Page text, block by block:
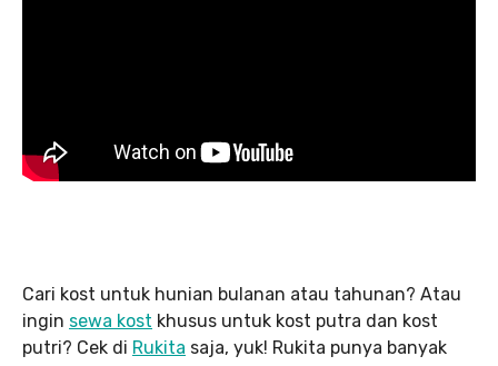
Cari kost untuk hunian bulanan atau tahunan? Atau
ingin sewa kost khusus untuk kost putra dan kost
putri? Cek di Rukita saja, yuk! Rukita punya banyak